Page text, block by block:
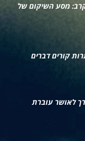
מסע השיקום של
קורים דברים
לאושר עוברת